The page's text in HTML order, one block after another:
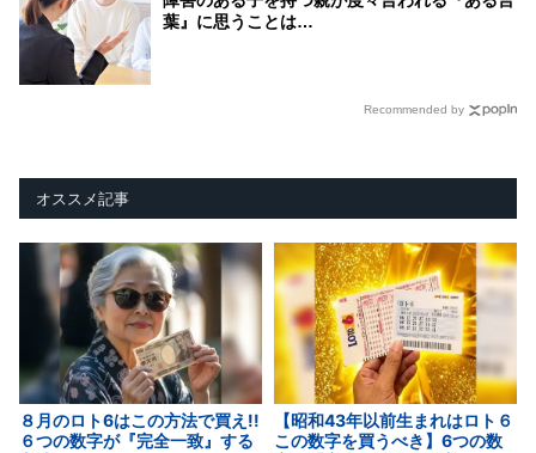
葉』に思うことは…
Recommended by
オススメ記事
８月のロト6はこの方法で買え!!
６つの数字が『完全一致』する
【昭和43年以前生まれはロト６
この数字を買うべき】6つの数